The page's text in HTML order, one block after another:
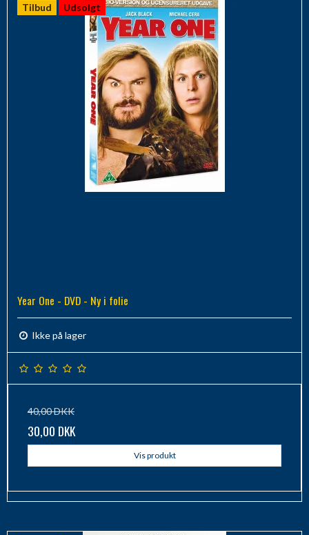
Tilbud Udsolgt
Year One - DVD - Ny i folie
Ikke på lager
40,00 DKK
30,00 DKK
Vis produkt